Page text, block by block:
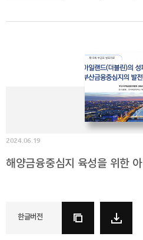
2024.06.19
해양금융중심지 육성을 위한
한글버전